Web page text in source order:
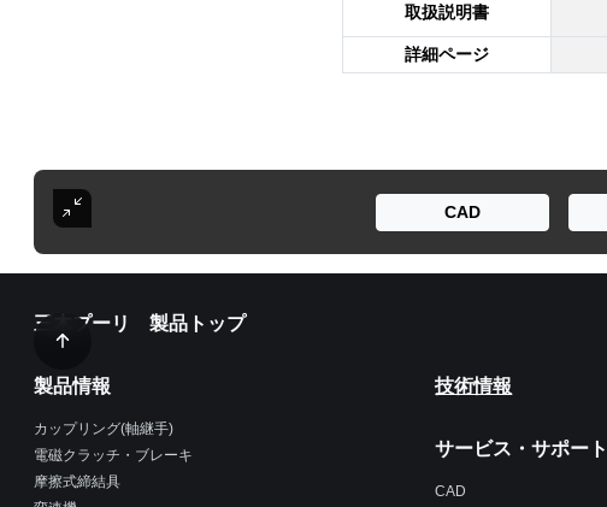
取扱説明書
詳細ページ
CAD
三木プーリ 製品トップ
製品情報
カップリング(軸継手)
電磁クラッチ・ブレーキ
摩擦式締結具
技術情報
サービス・サポート
CAD